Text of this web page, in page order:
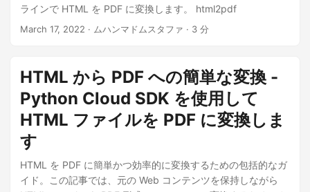
ラインで HTML を PDF に変換します。 html2pdf
March 17, 2022 · ムハンマドムスタファ · 3 分
HTML から PDF への簡単な変換 -
Python Cloud SDK を使用して
HTML ファイルを PDF に変換しま
す
HTML を PDF に簡単かつ効率的に変換するための包括的なガ
イド。この記事では、元の Web コンテンツを保持しながら